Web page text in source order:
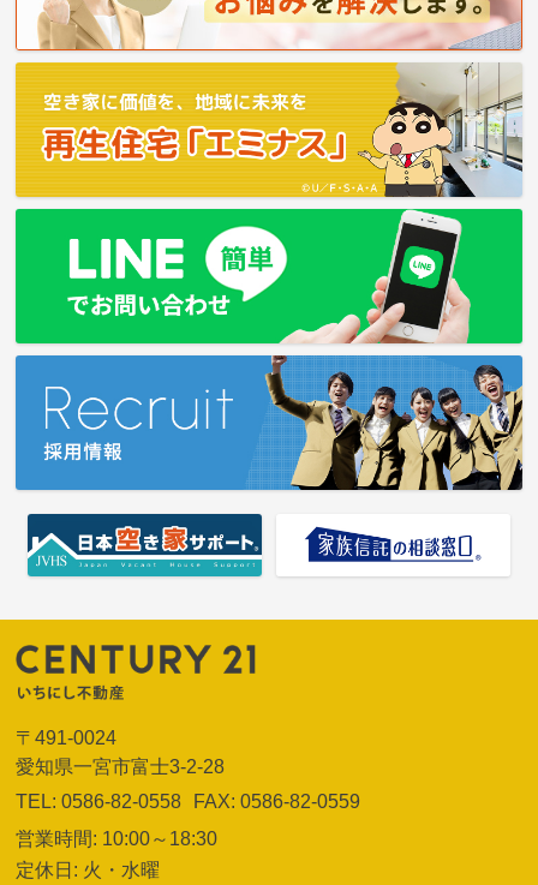
〒491-0024
愛知県一宮市富士3-2-28
TEL: 0586-82-0558
FAX: 0586-82-0559
営業時間: 10:00～18:30
定休日: 火・水曜